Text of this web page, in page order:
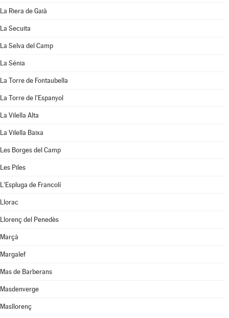
La Riera de Gaià
La Secuita
La Selva del Camp
La Sénia
La Torre de Fontaubella
La Torre de l'Espanyol
La Vilella Alta
La Vilella Baixa
Les Borges del Camp
Les Piles
L'Espluga de Francolí
Llorac
Llorenç del Penedès
Marçà
Margalef
Mas de Barberans
Masdenverge
Masllorenç